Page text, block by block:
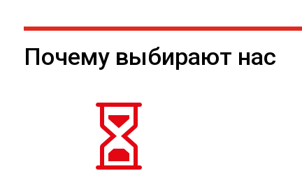
Почему выбирают нас
